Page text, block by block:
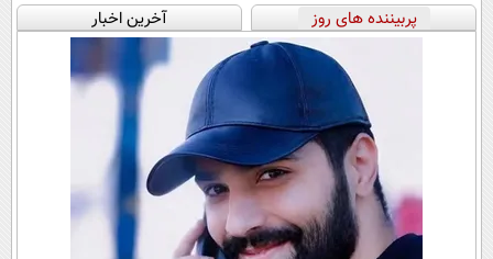
پربیننده های روز آخرین اخبار